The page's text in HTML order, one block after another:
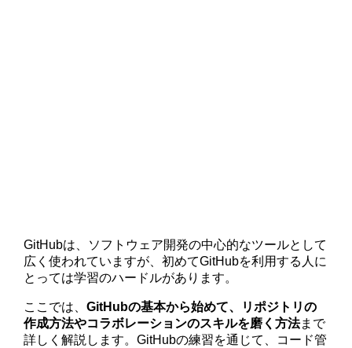
GitHubは、ソフトウェア開発の中心的なツールとして
広く使われていますが、初めてGitHubを利用する人に
とっては学習のハードルがあります。
ここでは、GitHubの基本から始めて、リポジトリの
作成方法やコラボレーションのスキルを磨く方法まで
詳しく解説します。GitHubの練習を通じて、コード管